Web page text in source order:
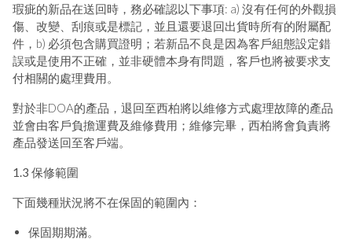
瑕疵的新品在送回時，務必確認以下事項: a) 沒有任何的外觀損
傷、改變、刮痕或是標記，並且還要退回出貨時所有的附屬配
件，b) 必須包含購買證明；若新品不良是因為客戶組態設定錯
誤或是使用不正確，並非硬體本身有問題，客戶也將被要求支
付相關的處理費用。
對於非DOA的產品，退回至西柏將以維修方式處理故障的產品
並會由客戶負擔運費及維修費用；維修完畢，西柏將會負責將
產品發送回至客戶端。
1.3 保修範圍
下面幾種狀況將不在保固的範圍內：
保固期期滿。